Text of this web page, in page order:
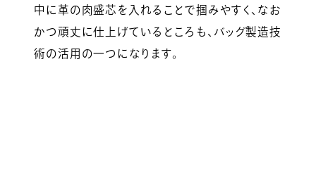
中に革の肉盛芯を入れることで掴みやすく、なお
かつ頑丈に仕上げているところも、バッグ製造技
術の活用の一つになります。